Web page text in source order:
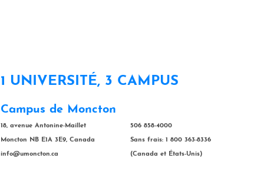
1 UNIVERSITÉ, 3 CAMPUS
Campus de Moncton
18, avenue Antonine-Maillet
Moncton NB E1A 3E9, Canada
info@umoncton.ca
506 858-4000
Sans frais: 1 800 363-8336
(Canada et États-Unis)